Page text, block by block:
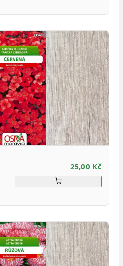
25,00 Kč